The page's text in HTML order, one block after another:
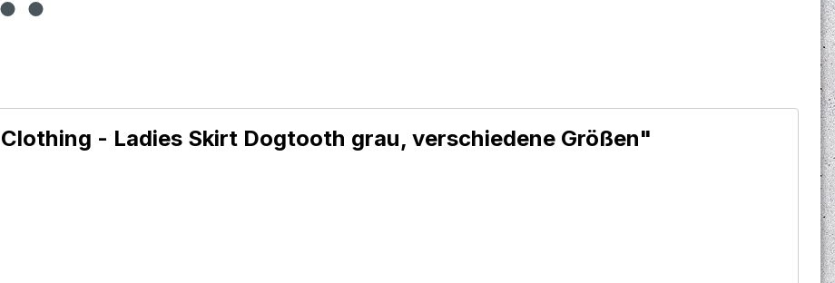
- Ladies Skirt Dogtooth grau, verschiedene Größen"